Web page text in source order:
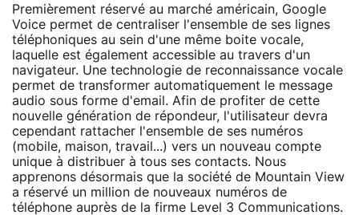
Premièrement réservé au marché américain, Google
Voice permet de centraliser l'ensemble de ses lignes
téléphoniques au sein d'une même boite vocale,
laquelle est également accessible au travers d'un
navigateur. Une technologie de reconnaissance vocale
permet de transformer automatiquement le message
audio sous forme d'email. Afin de profiter de cette
nouvelle génération de répondeur, l'utilisateur devra
cependant rattacher l'ensemble de ses numéros
(mobile, maison, travail...) vers un nouveau compte
unique à distribuer à tous ses contacts. Nous
apprenons désormais que la société de Mountain View
a réservé un million de nouveaux numéros de
téléphone auprès de la firme Level 3 Communications.